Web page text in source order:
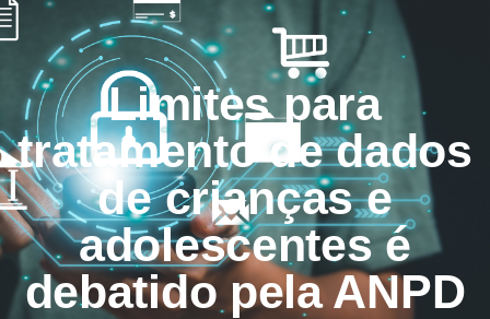
Limites para
tratamento de dados
de crianças e
adolescentes é
debatido pela ANPD